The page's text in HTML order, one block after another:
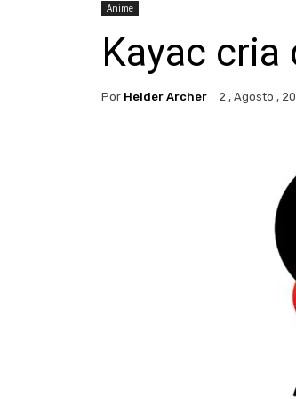
Anime
Kayac
Por Helder Archer 2 , Agosto ,